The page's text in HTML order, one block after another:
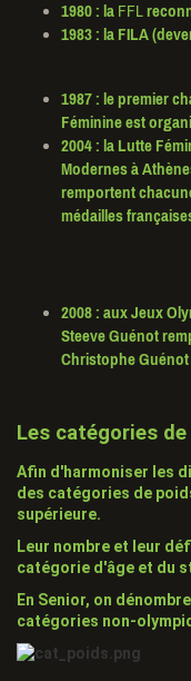
1980: la FFL
1983: la FILA
1987: le premier
Féminine est
2004: la Lutte
Modernes à
remportent
médailles
2008: aux Jeux
Steeve Guénot
Christophe Guénot
Les catégories
Afin d'harmoniser les
des catégories de
supérieure.
Leur nombre et leur
catégorie d'âge et du
En Senior, on dénombre
catégories non-